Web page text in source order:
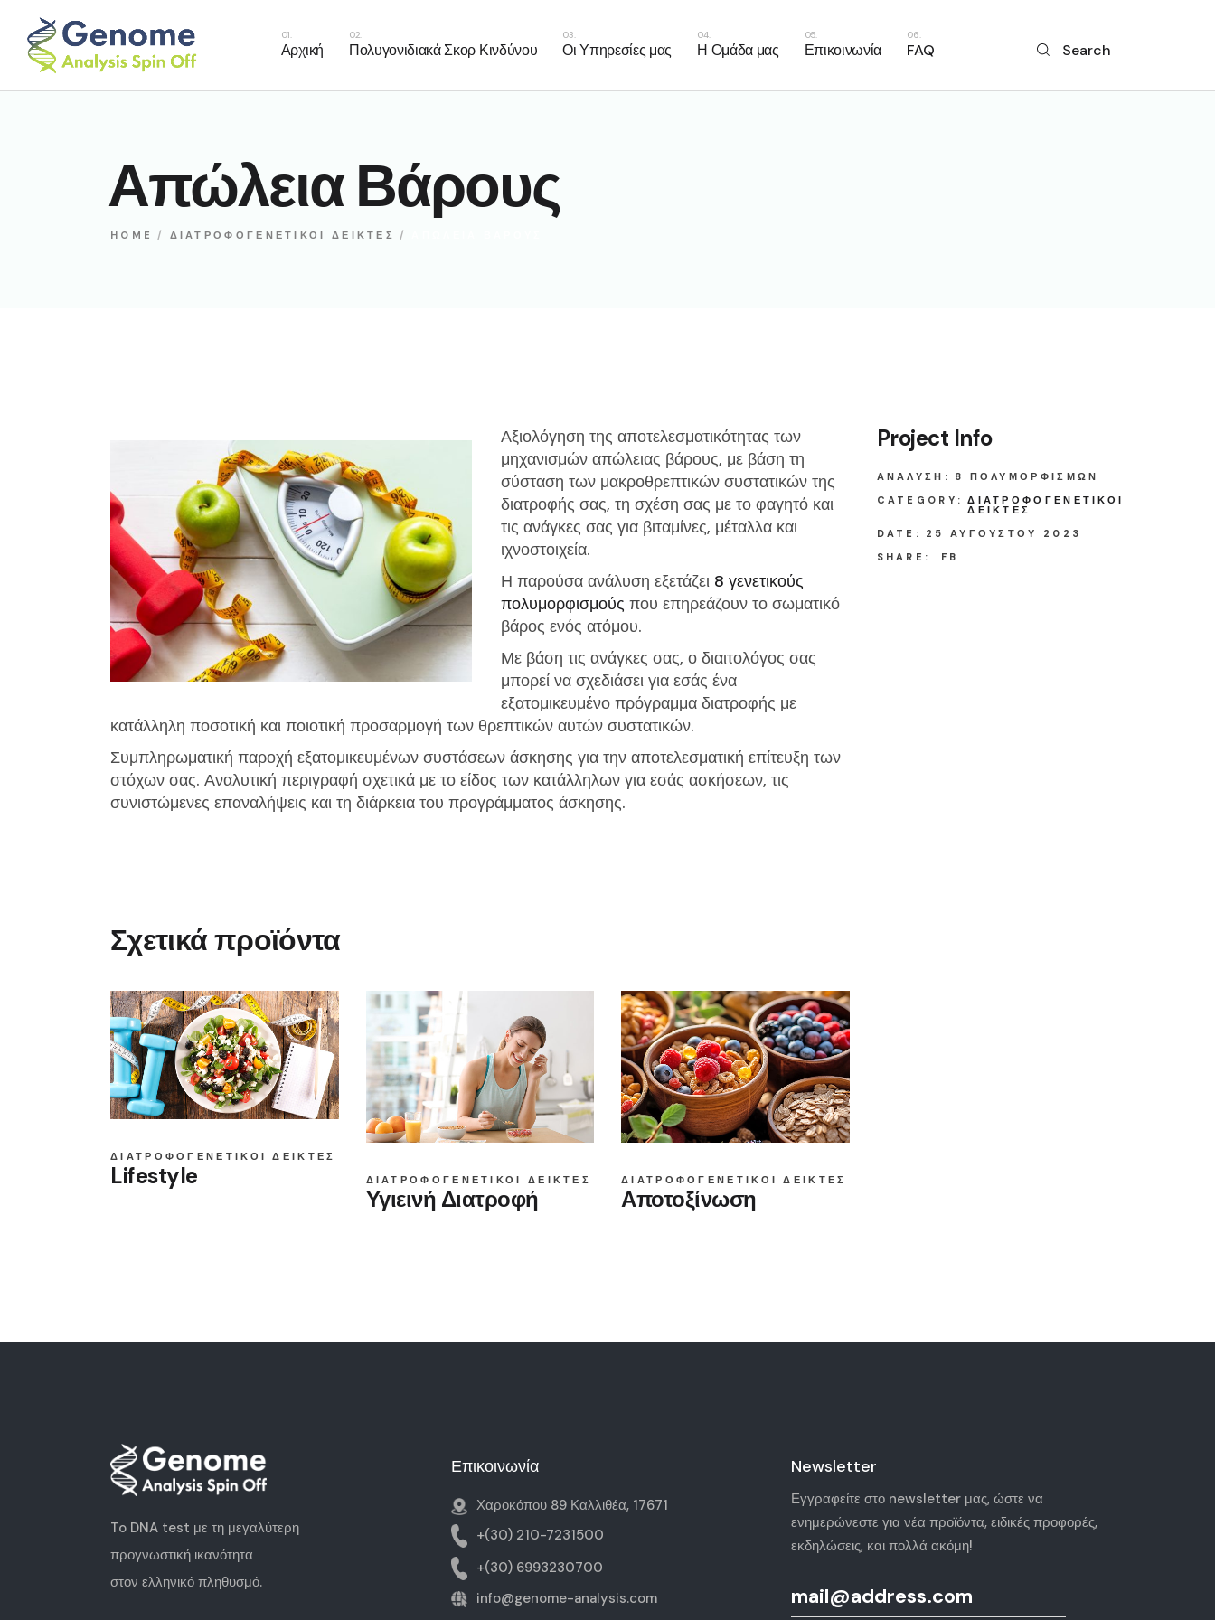
Αρχική Πολυγονιδιακά Σκορ Κινδύνου
Πρόβλεψη Αναστήματος
Οι Υπηρεσίες μας Η Ομάδα μας Επικοινωνία FAQ Search
Καρδιαγγειακός Κίνδυνος
Πρόβλεψη Αναστήματος
Απώλεια Βάρους
HOME ΔΙΑΤΡΟΦΟΓΕΝΕΤΙΚΟΊ ΔΕΊΚΤΕΣ
Αξιολόγηση της αποτελεσματικότητας των
μηχανισμών απώλειας βάρους, με βάση τη
σύσταση των μακροθρεπτικών συστατικών της
διατροφής σας, τη σχέση σας με το φαγητό και
τις ανάγκες σας για βιταμίνες, μέταλλα και
ιχνοστοιχεία.
Η παρούσα ανάλυση εξετάζει 8 γενετικούς
πολυμορφισμούς που επηρεάζουν το σωματικό
βάρος ενός ατόμου.
Με βάση τις ανάγκες σας, ο διαιτολόγος σας
μπορεί να σχεδιάσει για εσάς ένα
εξατομικευμένο πρόγραμμα διατροφής με
κατάλληλη ποσοτική και ποιοτική προσαρμογή των θρεπτικών αυτών συστατικών.
Συμπληρωματική παροχή εξατομικευμένων συστάσεων άσκησης για την αποτελεσματική επίτευξη των
στόχων σας. Αναλυτική περιγραφή σχετικά με το είδος των κατάλληλων για εσάς ασκήσεων, τις
συνιστώμενες επαναλήψεις και τη διάρκεια του προγράμματος άσκησης.
Project Info
ΑΝΆΛΥΣΗ:
8 ΠΟΛΥΜΟΡΦΙΣΜΏΝ
CATEGORY: ΔΙΑΤΡΟΦΟΓΕΝΕΤΙΚΟΊ
ΔΕΊΚΤΕΣ
DATE:
25 ΑΥΓΟΎΣΤΟΥ 2023
SHARE:
FB
Σχετικά προϊόντα
ΔΙΑΤΡΟΦΟΓΕΝΕΤΙΚΟΊ ΔΕΊΚΤΕΣ
Lifestyle ΔΙΑΤΡΟΦΟΓΕΝΕΤΙΚΟΊ ΔΕΊΚΤΕΣ
Υγιεινή Διατροφή
ΔΙΑΤΡΟΦΟΓΕΝΕΤΙΚΟΊ ΔΕΊΚΤΕΣ
Αποτοξίνωση
To DNA test με τη μεγαλύτερη
προγνωστική ικανότητα
στον ελληνικό πληθυσμό.
Επικοινωνία
Χαροκόπου 89 Καλλιθέα, 17671
+(30) 210-7231500
+(30) 6993230700
info@genome-analysis.com
Newsletter
Εγγραφείτε στο newsletter μας, ώστε να
ενημερώνεστε για νέα προϊόντα, ειδικές προφορές,
εκδηλώσεις, και πολλά ακόμη!